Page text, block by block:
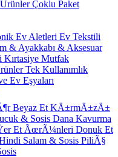
Çoklu Paket
Ev Aletleri Ev Tekstili
& Ayakkabı & Aksesuar
Kırtasiye Mutfak
Tek Kullanımlık
Ev Eşyaları
Beyaz Et KÄ±rmÄ±zÄ±
& Sosis Dana Kavurma
Et ÃœrÃ¼nleri Donuk Et
Salam & Sosis PiliÃ§